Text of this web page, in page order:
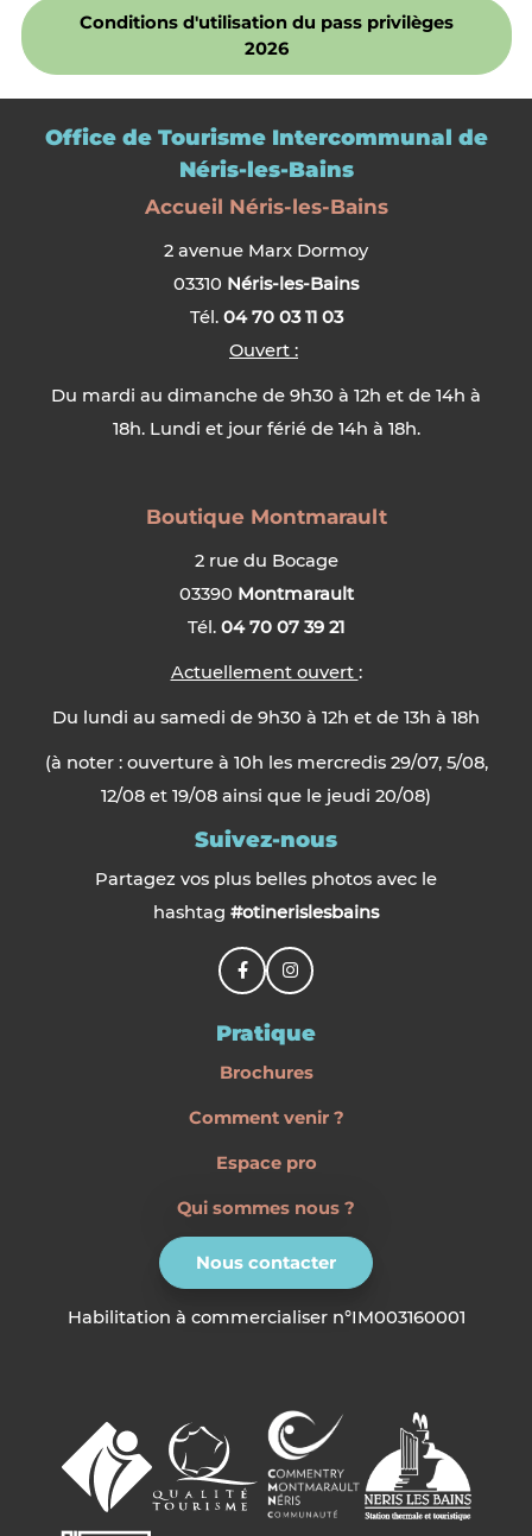
Conditions d'utilisation du pass privilèges
2026
Office de Tourisme Intercommunal de
Néris-les-Bains
Accueil Néris-les-Bains
2 avenue Marx Dormoy
03310 Néris-les-Bains
Tél. 04 70 03 11 03
Ouvert :
Du mardi au dimanche de 9h30 à 12h et de 14h à
18h. Lundi et jour férié de 14h à 18h.
Boutique Montmarault
2 rue du Bocage
03390 Montmarault
Tél. 04 70 07 39 21
Actuellement ouvert :
Du lundi au samedi de 9h30 à 12h et de 13h à 18h
(à noter : ouverture à 10h les mercredis 29/07, 5/08,
12/08 et 19/08 ainsi que le jeudi 20/08)
Suivez-nous
Partagez vos plus belles photos avec le
hashtag #otinerislesbains
Pratique
Brochures
Comment venir ?
Espace pro
Qui sommes nous ?
Nous contacter
Habilitation à commercialiser n°IM003160001